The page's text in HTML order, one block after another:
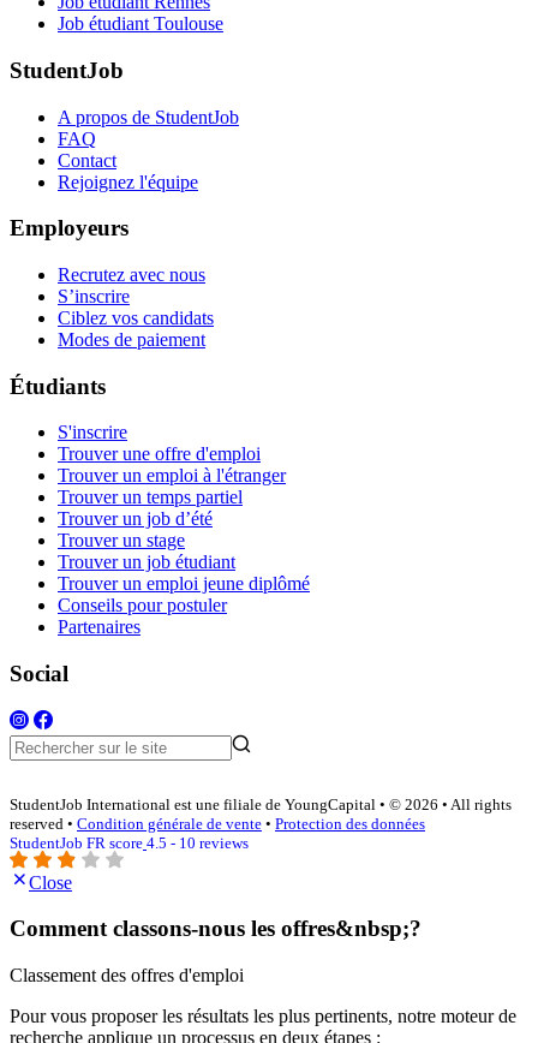
Job étudiant Toulouse
StudentJob
A propos de StudentJob
FAQ
Contact
Rejoignez l'équipe
Employeurs
Recrutez avec nous
S’inscrire
Ciblez vos candidats
Modes de paiement
Étudiants
S'inscrire
Trouver une offre d'emploi
Trouver un emploi à l'étranger
Trouver un temps partiel
Trouver un job d’été
Trouver un stage
Trouver un job étudiant
Trouver un emploi jeune diplômé
Conseils pour postuler
Partenaires
Social
StudentJob International est une filiale de YoungCapital • © 2026 • All rights
reserved • Condition générale de vente • Protection des données
StudentJob FR score 4.5 - 10 reviews
Close
Comment classons-nous les offres&nbsp;?
Classement des offres d'emploi
Pour vous proposer les résultats les plus pertinents, notre moteur de
recherche applique un processus en deux étapes :